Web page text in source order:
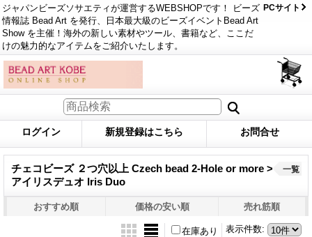
ジャパンビーズソサエティが運営するWEBSHOPです！ ビーズ
情報誌 Bead Art を発行、日本最大級のビーズイベントBead Art
Show を主催！海外の新しい素材やツール、書籍など、ここだ
けの魅力的なアイテムをご紹介いたします。
PCサイト
ログイン 新規登録はこちら お問合せ
チェコビーズ ２つ穴以上 Czech bead 2-Hole or more >
アイリスデュオ Iris Duo
一覧
おすすめ順 価格の安い順 売れ筋順
表示件数:
在庫あり